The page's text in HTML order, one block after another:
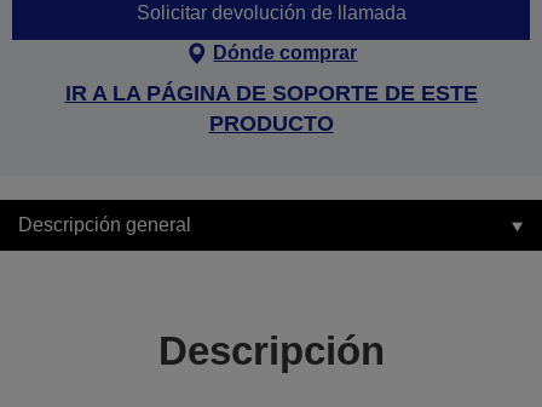
Solicitar devolución de llamada
Dónde comprar
IR A LA PÁGINA DE SOPORTE DE ESTE
PRODUCTO
Descripción general
Descripción